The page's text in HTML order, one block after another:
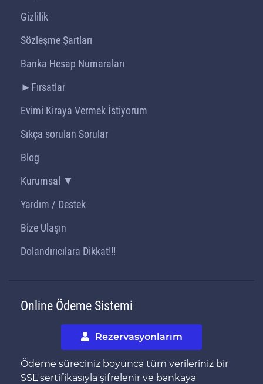
Gizlilik
Sözleşme Şartları
Banka Hesap Numaraları
►Fırsatlar
Evimi Kiraya Vermek İstiyorum
Sıkça sorulan Sorular
Blog
Kurumsal ▼
Yardım / Destek
Bize Ulaşın
Dolandırıcılara Dikkat!!!
Online Ödeme Sistemi
Rezervasyonlarım
Ödeme süreciniz boyunca tüm verileriniz bir
SSL sertifikasıyla şifrelenir ve bankaya